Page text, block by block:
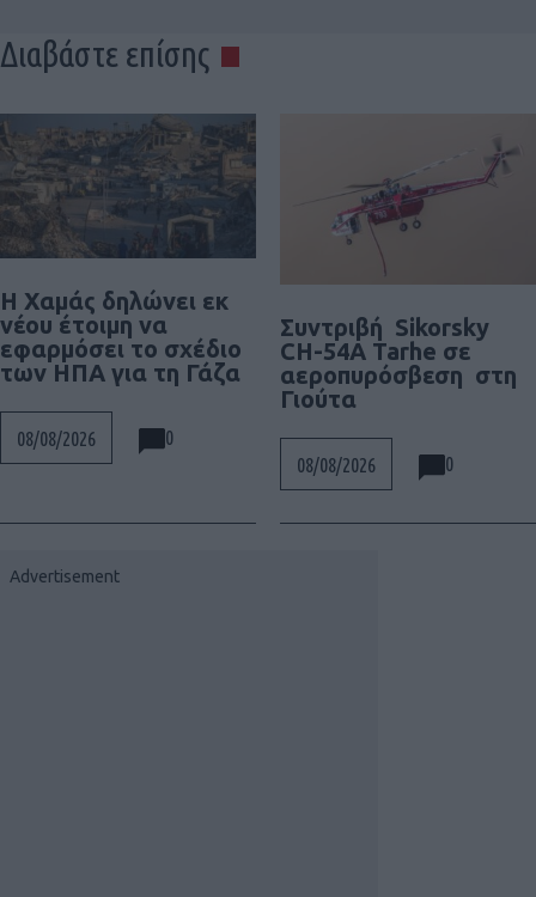
Διαβάστε επίσης
Η Χαμάς δηλώνει εκ
νέου έτοιμη να
εφαρμόσει το σχέδιο
των ΗΠΑ για τη Γάζα
08/08/2026 0
Συντριβή Sikorsky
CH-54A Tarhe σε
αεροπυρόσβεση στη
Γιούτα
08/08/2026 0